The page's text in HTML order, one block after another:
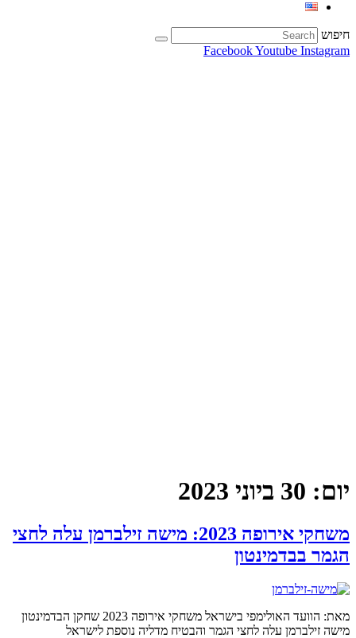
חיפוש
FacebookYoutube Instagram
יום: 30 ביוני 2023
משחקי אירופה 2023: מישה זילברמן עלה לחצי
הגמר בבדמינטון
מאת: הוועד האולימפי בישראל משחקי אירופה 2023 שחקן הבדמינטון
מישה זילברמן עלה לחצי הגמר והבטיח מדליה נוספת לישראל